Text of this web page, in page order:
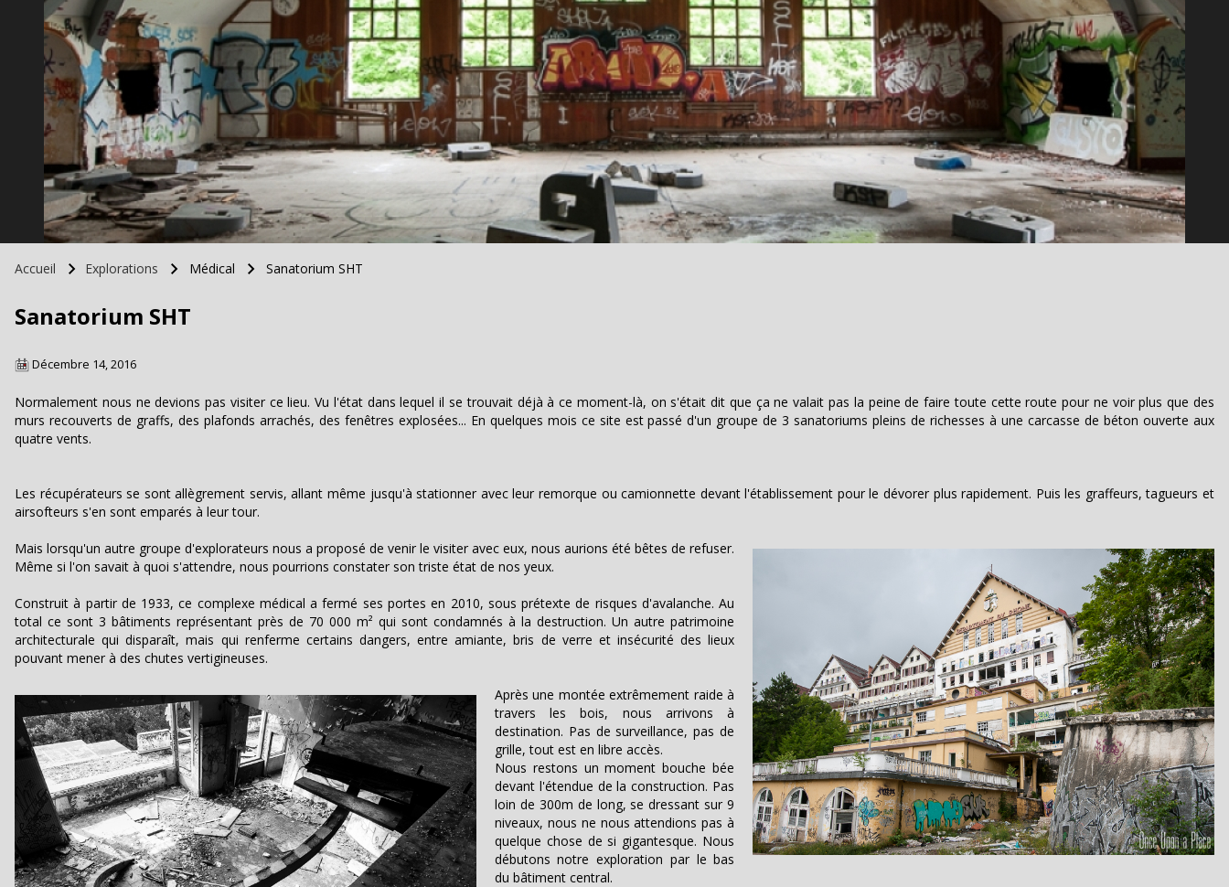
Fil d'Ariane
Accueil Explorations Médical Sanatorium SHT
Sanatorium SHT
Décembre 14, 2016
Normalement nous ne devions pas visiter ce lieu. Vu l'état dans lequel il se trouvait déjà à ce moment-là, on s'était dit que ça ne valait pas la peine de faire toute cette route pour ne voir plus que des
murs recouverts de graffs, des plafonds arrachés, des fenêtres explosées... En quelques mois ce site est passé d'un groupe de 3 sanatoriums pleins de richesses à une carcasse de béton ouverte aux
quatre vents.
Les récupérateurs se sont allègrement servis, allant même jusqu'à stationner avec leur remorque ou camionnette devant l'établissement pour le dévorer plus rapidement. Puis les graffeurs, tagueurs et
airsofteurs s'en sont emparés à leur tour.
Mais lorsqu'un autre groupe d'explorateurs nous a proposé de venir le visiter avec eux, nous aurions été bêtes de refuser.
Même si l'on savait à quoi s'attendre, nous pourrions constater son triste état de nos yeux.
Construit à partir de 1933, ce complexe médical a fermé ses portes en 2010, sous prétexte de risques d'avalanche. Au
total ce sont 3 bâtiments représentant près de 70 000 m² qui sont condamnés à la destruction. Un autre patrimoine
architecturale qui disparaît, mais qui renferme certains dangers, entre amiante, bris de verre et insécurité des lieux
pouvant mener à des chutes vertigineuses.
Après une montée extrêmement raide à
travers les bois, nous arrivons à
destination. Pas de surveillance, pas de
grille, tout est en libre accès.
Nous restons un moment bouche bée
devant l'étendue de la construction. Pas
loin de 300m de long, se dressant sur 9
niveaux, nous ne nous attendions pas à
quelque chose de si gigantesque. Nous
débutons notre exploration par le bas
du bâtiment central.